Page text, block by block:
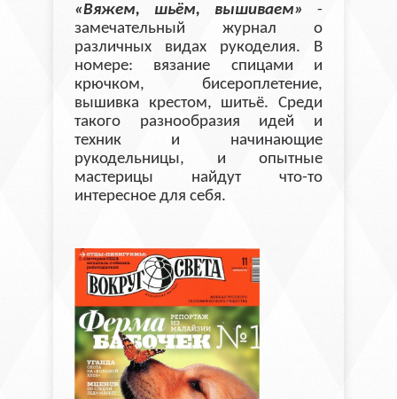
«Вяжем, шьём, вышиваем»
-
замечательный журнал о
различных видах рукоделия. В
номере: вязание спицами и
крючком, бисероплетение,
вышивка крестом, шитьё. Среди
такого разнообразия идей и
техник и начинающие
рукодельницы, и опытные
мастерицы найдут что-то
интересное для себя.